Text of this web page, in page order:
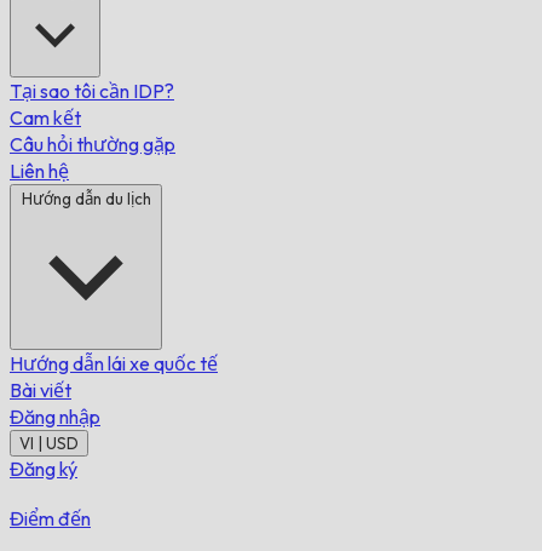
Tại sao tôi cần IDP?
Cam kết
Câu hỏi thường gặp
Liên hệ
Hướng dẫn du lịch
Hướng dẫn lái xe quốc tế
Bài viết
Đăng nhập
VI | USD
Đăng ký
Điểm đến